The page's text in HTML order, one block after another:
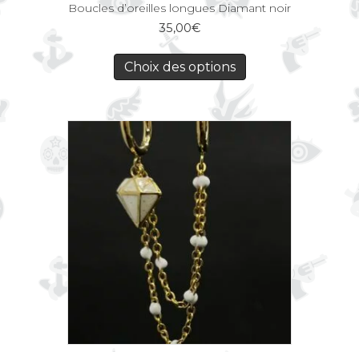
Boucles d’oreilles longues Diamant noir
35,00€
Choix des options